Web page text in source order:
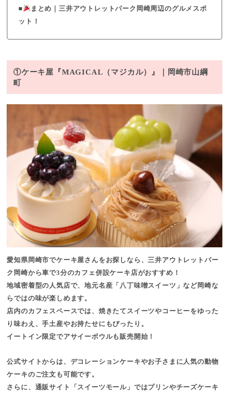
まとめ｜三井アウトレットパーク岡崎周辺のグルメスポ
ット！
①ケーキ屋『MAGICAL（マジカル）』｜岡崎市山綱
町
愛知県岡崎市でケーキ屋さんをお探しなら、三井アウトレットパー
ク岡崎から車で3分のカフェ併設ケーキ店がおすすめ！
地域密着型の人気店で、地元名産「 八丁味噌スイーツ 」など岡崎な
らではの味が楽しめます。
店内のカフェスペースでは、焼きたてスイーツやコーヒーをゆった
り味わえ、手土産やお持たせにもぴったり 。
イートイン限定でアサイーボウルも販売開始！
公式サイトからは、 デコレーションケーキやお子さまに人気の動物
ケーキのご注文も可能です。
さらに、通販サイト「 スイーツモール 」ではプリンやチーズケーキ